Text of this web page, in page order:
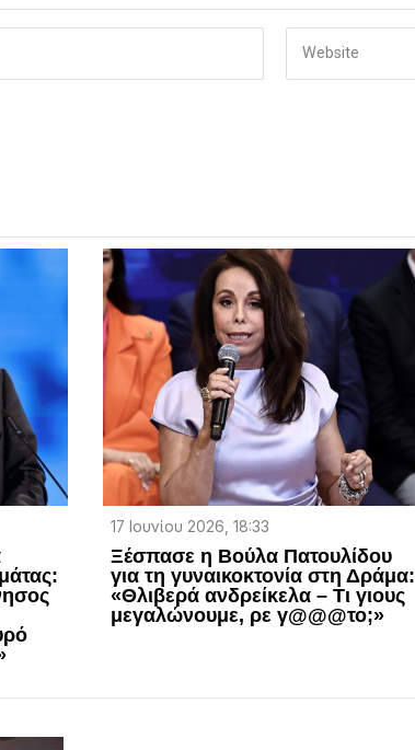
17 Ιουνίου 2026, 18:33
Ξέσπασε η Βούλα Πατουλίδου
για τη γυναικοκτονία στη Δράμα:
«Θλιβερά ανδρείκελα – Τι γιους
μεγαλώνουμε, ρε γ@@@το;»